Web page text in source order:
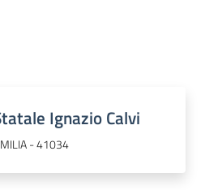
Ignazio Calvi
- 41034